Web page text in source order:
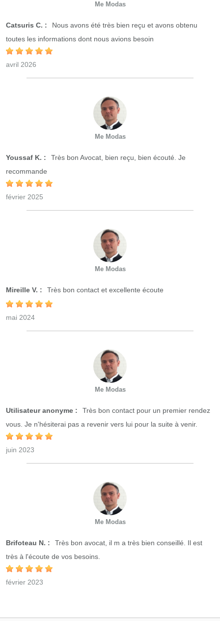
Me Modas
Catsuris C. :
Nous avons été très bien reçu et avons obtenu
toutes les informations dont nous avions besoin
avril 2026
Me Modas
Youssaf K. :
Très bon Avocat, bien reçu, bien écouté. Je
recommande
février 2025
Me Modas
Mireille V. : Très bon contact et excellente écoute
mai 2024
Me Modas
Utilisateur anonyme :
Très bon contact pour un premier rendez
vous. Je n'hésiterai pas a revenir vers lui pour la suite à venir.
juin 2023
Me Modas
Brifoteau N. :
Très bon avocat, il m a très bien conseillé. Il est
très à l'écoute de vos besoins.
février 2023